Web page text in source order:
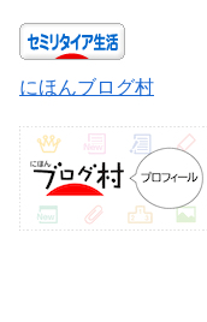
にほんブログ村